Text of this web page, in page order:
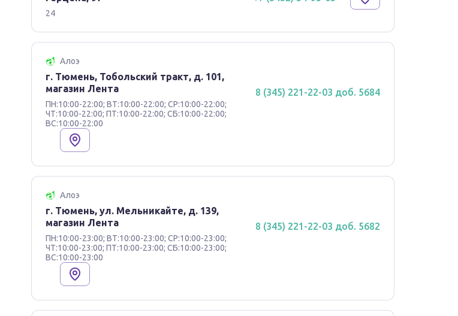
24
Алоэ
г. Тюмень, Тобольский тракт, д. 101,
магазин Лента
ПН:10:00-22:00; ВТ:10:00-22:00; СР:10:00-22:00;
ЧТ:10:00-22:00; ПТ:10:00-22:00; СБ:10:00-22:00;
ВС:10:00-22:00
8 (345) 221-22-03 доб. 5684
Алоэ
г. Тюмень, ул. Мельникайте, д. 139,
магазин Лента
ПН:10:00-23:00; ВТ:10:00-23:00; СР:10:00-23:00;
ЧТ:10:00-23:00; ПТ:10:00-23:00; СБ:10:00-23:00;
ВС:10:00-23:00
8 (345) 221-22-03 доб. 5682